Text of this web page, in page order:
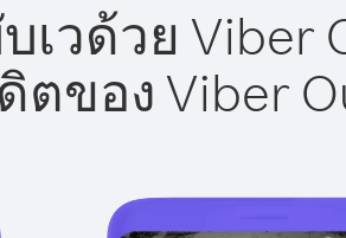
วด้วย Viber
ตของ Viber